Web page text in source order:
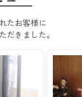
たお客様に
だきました。